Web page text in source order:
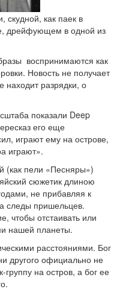
скудной, как паек в
дрейфующем в одной из
воспринимаются как
Новость не получает
разрядки, о
показали Deep
его еще
играют ему на острове,
играют».
(как пели «Песняры»)
сюжетик длиною
не прибавляя к
следы пришельцев.
чтобы отстаивать или
нашей планеты.
расстояниями. Бог
другого официально не
на остров, а бог ее